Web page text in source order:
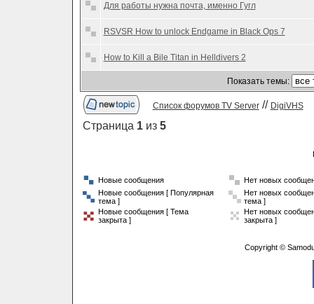
Для работы нужна почта, именно Гугл
RSVSR How to unlock Endgame in Black Ops 7
How to Kill a Bile Titan in Helldivers 2
Показать темы:
Список форумов TV Server// DigiVHS
Страница 1из 5
Новые сообщения
Нет новых
Новые сообщения [ Популярная
тема ]
Нет новых
тема ]
Новые сообщения [ Тема
закрыта ]
Нет новых
закрыта ]
Copyright ©